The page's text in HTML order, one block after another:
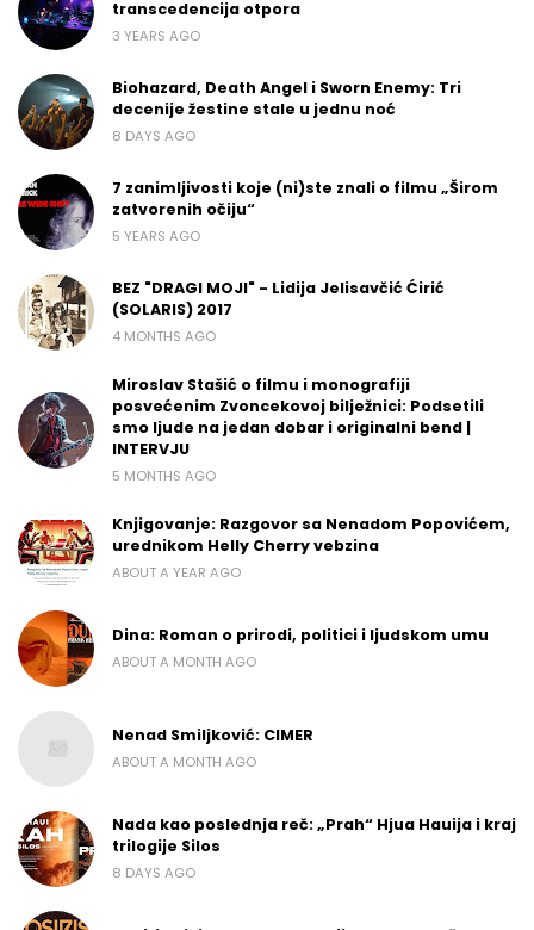
transcedencija otpora
3 YEARS AGO
Biohazard, Death Angel i Sworn Enemy: Tri
decenije žestine stale u jednu noć
8 DAYS AGO
7 zanimljivosti koje (ni)ste znali o filmu „Širom
zatvorenih očiju“
5 YEARS AGO
BEZ "DRAGI MOJI" - Lidija Jelisavčić Ćirić
(SOLARIS) 2017
4 MONTHS AGO
Miroslav Stašić o filmu i monografiji
posvećenim Zvoncekovoj bilježnici: Podsetili
smo ljude na jedan dobar i originalni bend |
INTERVJU
5 MONTHS AGO
Knjigovanje: Razgovor sa Nenadom Popovićem,
urednikom Helly Cherry vebzina
ABOUT A YEAR AGO
Dina: Roman o prirodi, politici i ljudskom umu
ABOUT A MONTH AGO
Nenad Smiljković: CIMER
ABOUT A MONTH AGO
Nada kao poslednja reč: „Prah“ Hjua Hauija i kraj
trilogije Silos
8 DAYS AGO